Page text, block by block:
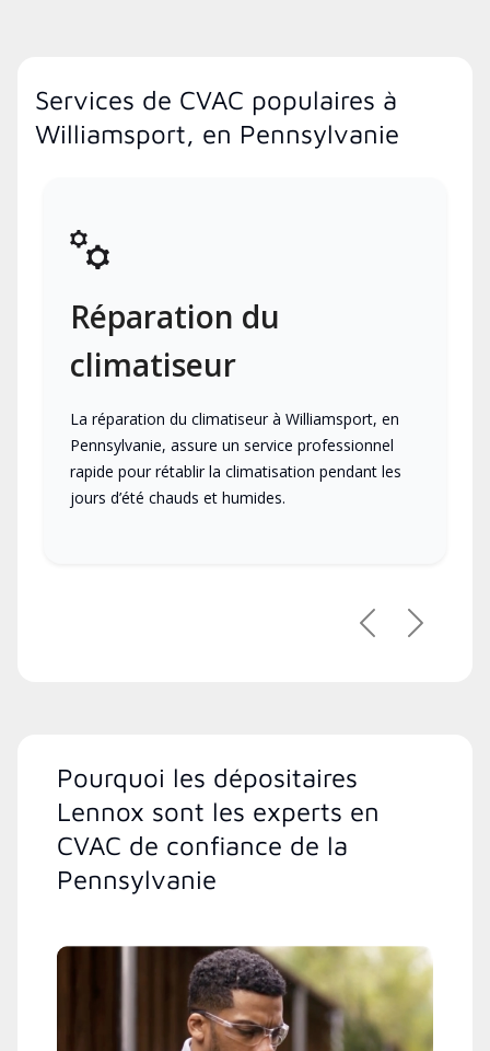
Services de CVAC populaires à
Williamsport, en Pennsylvanie
Réparation du
climatiseur
La réparation du climatiseur à Williamsport, en
Pennsylvanie, assure un service professionnel
rapide pour rétablir la climatisation pendant les
jours d’été chauds et humides.
PrécédentSuivant
Pourquoi les dépositaires
Lennox sont les experts en
CVAC de confiance de la
Pennsylvanie